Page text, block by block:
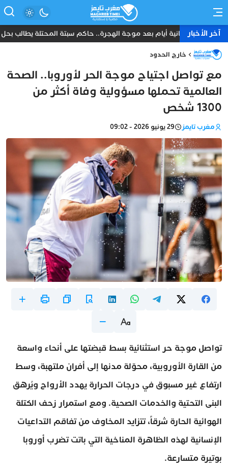
آخر الأخبارثمانية أيام بعد موجة الهجرة.. حاكم سبتة المحتلة يطالب بحل
خارج الحدود
مع تواصل اجتياح موجة الحر لأوروبا.. الصحة
العالمية تحملها مسؤولية وفاة أكثر من
1300 شخص
مغرب تايمز 29 يونيو 2026 - 09:02
تواصل موجة حر استثنائية بسط قبضتها على أنحاء واسعة
من القارة الأوروبية، محوّلة مدنها إلى أفران ملتهبة، وسط
ارتفاع غير مسبوق في درجات الحرارة يهدد الأرواح ويُرهق
البنى التحتية والخدمات الصحية. ومع استمرار زحف الكتلة
الهوائية الحارة شرقاً، تتزايد المخاوف من تفاقم التداعيات
الإنسانية لهذه الظاهرة المناخية التي باتت تضرب أوروبا
بوتيرة متسارعة.